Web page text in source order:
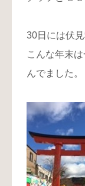
30日には伏
こんな年末
んでました。